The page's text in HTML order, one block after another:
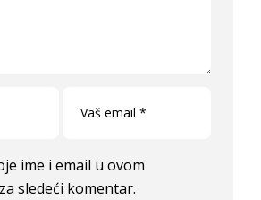
ime i email u ovom
sledeći komentar.